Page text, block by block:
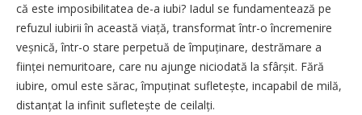
că este imposibilitatea de-a iubi? Iadul se fundamentează pe
refuzul iubirii în această viață, transformat într-o încremenire
veșnică, într-o stare perpetuă de împuținare, destrămare a
ființei nemuritoare, care nu ajunge niciodată la sfârșit. Fără
iubire, omul este sărac, împuținat sufletește, incapabil de milă,
distanțat la infinit sufletește de ceilalți.